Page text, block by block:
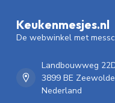
Keukenmesjes.nl
De webwinkel met
Landbouwweg
3899 BE Zeewolde
Nederland